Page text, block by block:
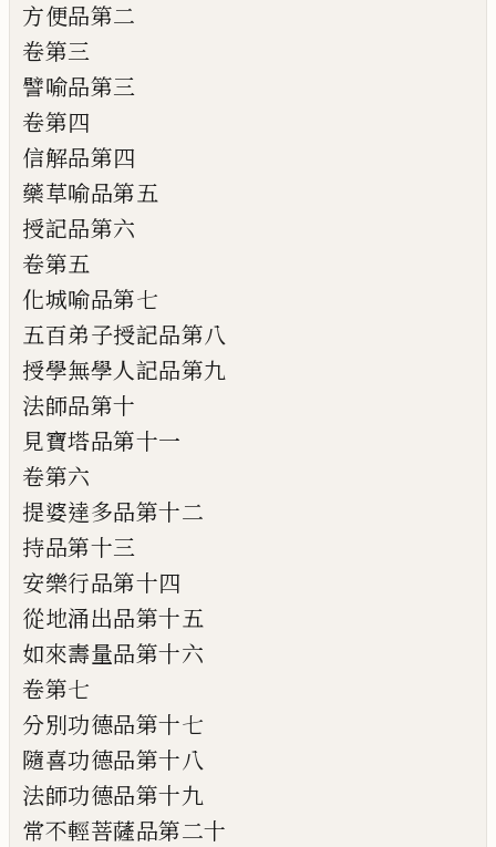
方便品第二
卷第三
譬喻品第三
卷第四
信解品第四
藥草喻品第五
授記品第六
卷第五
化城喻品第七
五百弟子授記品第八
授學無學人記品第九
法師品第十
見寶塔品第十一
卷第六
提婆達多品第十二
持品第十三
安樂行品第十四
從地涌出品第十五
如來壽量品第十六
卷第七
分別功德品第十七
隨喜功德品第十八
法師功德品第十九
常不輕菩薩品第二十